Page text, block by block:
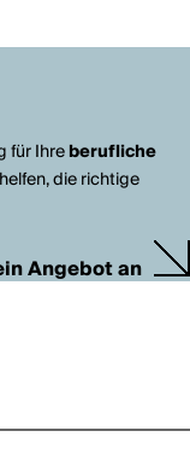
für Ihreberufliche
die richtige
Angebot an